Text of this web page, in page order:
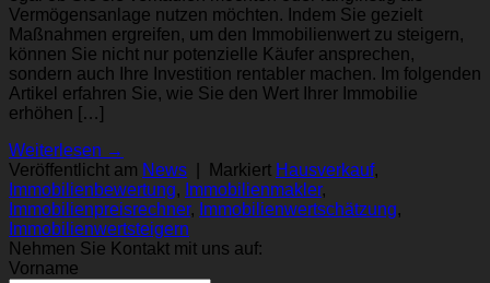
Vermögensanlage nutzen möchten. Indem Sie gezielt
Maßnahmen ergreifen, um den Immobilienwert zu steigern,
können Sie nicht nur potenzielle Käufer ansprechen,
sondern auch Ihre Investition rentabler machen. Im folgenden
Artikel erfahren Sie, wie Sie den Wert Ihrer Immobilie
erhöhen […]
Weiterlesen →
Veröffentlicht am News Markiert Hausverkauf,
Immobilienbewertung, Immobilienmakler,
Immobilienpreisrechner, Immobilienwertschätzung,
Immobilienwertsteigern
Nehmen Sie Kontakt mit uns auf:
Vorname